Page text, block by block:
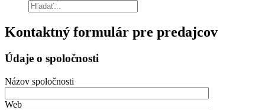
Kontaktný formulár pre predajcov
Údaje o spoločnosti
Názov spoločnosti
Web